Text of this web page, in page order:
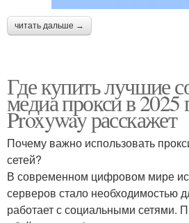
читать дальше →
Где купить лучшие
медиа прокси в 2025
Proxyway расскажет
Почему важно использовать
сетей?
В современном цифровом мире
серверов стало необходимостью
работает с социальными сетями.